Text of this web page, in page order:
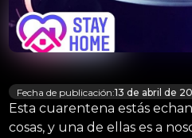
Fecha de publicación:13 de abril de
Esta cuarentena estás
cosas, y una de ellas es a